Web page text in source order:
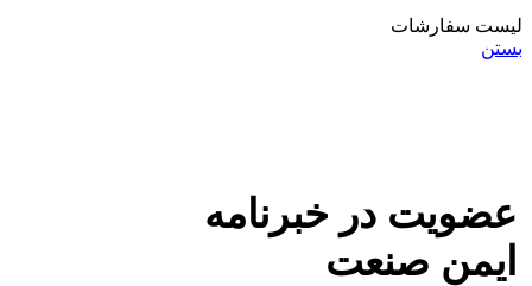
لیست سفارشات
بستن
عضویت در خبرنامه
ایمن صنعت